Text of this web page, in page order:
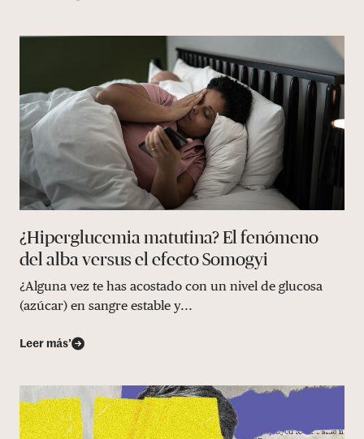
¿Hiperglucemia matutina? El fenómeno
del alba versus el efecto Somogyi
¿Alguna vez te has acostado con un nivel de glucosa
(azúcar) en sangre estable y...
Leer más’